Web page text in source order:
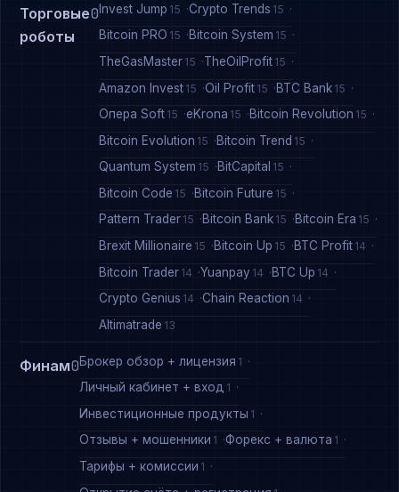
Торговые
роботы
0 Invest Jump 15 Crypto Trends 15
Bitcoin PRO 15 Bitcoin System 15
TheGasMaster 15 TheOilProfit 15
Amazon Invest 15 Oil Profit 15 BTC Bank 15
Опера Soft 15 eKrona 15 Bitcoin Revolution 15
Bitcoin Evolution 15 Bitcoin Trend 15
Quantum System 15 BitCapital 15
Bitcoin Code 15 Bitcoin Future 15
Pattern Trader 15 Bitcoin Bank 15 Bitcoin Era 15
Brexit Millionaire 15 Bitcoin Up 15 BTC Profit 14
Bitcoin Trader 14 Yuanpay 14 BTC Up 14
Crypto Genius 14 Chain Reaction 14
Altimatrade 13
Финам0Брокер обзор + лицензия 1
Личный кабинет + вход 1
Инвестиционные продукты 1
Отзывы + мошенники 1 Форекс + валюта 1
Тарифы + комиссии 1